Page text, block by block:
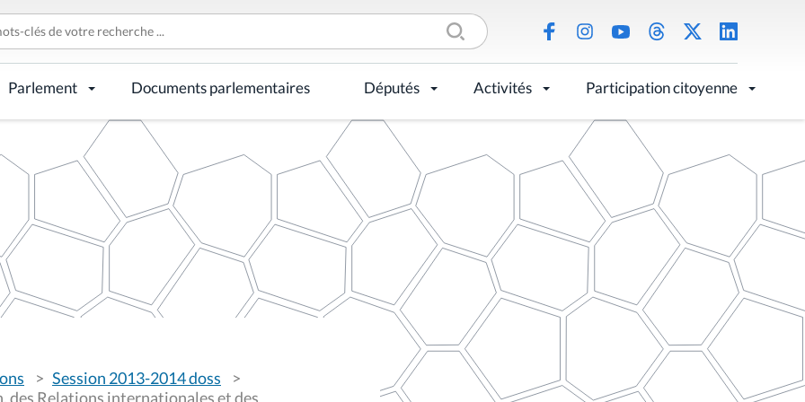
Parlement Documents parlementaires Députés Activités Participation citoyenne
Session 2013-2014 doss
des Relations internationales et des